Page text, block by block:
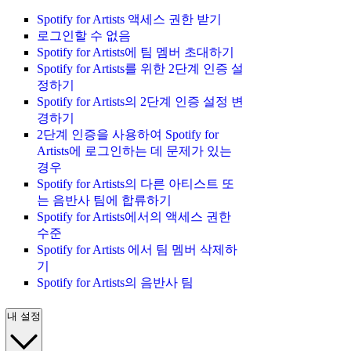
Spotify for Artists 액세스 권한 받기
로그인할 수 없음
Spotify for Artists에 팀 멤버 초대하기
Spotify for Artists를 위한 2단계 인증 설
정하기
Spotify for Artists의 2단계 인증 설정 변
경하기
2단계 인증을 사용하여 Spotify for
Artists에 로그인하는 데 문제가 있는
경우
Spotify for Artists의 다른 아티스트 또
는 음반사 팀에 합류하기
Spotify for Artists에서의 액세스 권한
수준
Spotify for Artists 에서 팀 멤버 삭제하
기
Spotify for Artists의 음반사 팀
내 설정